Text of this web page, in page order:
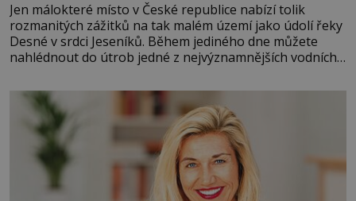
Jen málokteré místo v České republice nabízí tolik
rozmanitých zážitků na tak malém území jako údolí řeky
Desné v srdci Jeseníků. Během jediného dne můžete
nahlédnout do útrob jedné z nejvýznamnějších vodních
se na koloběžce a den zakončit poznáváním památek ve
Velkých Losinách nebo v termálním